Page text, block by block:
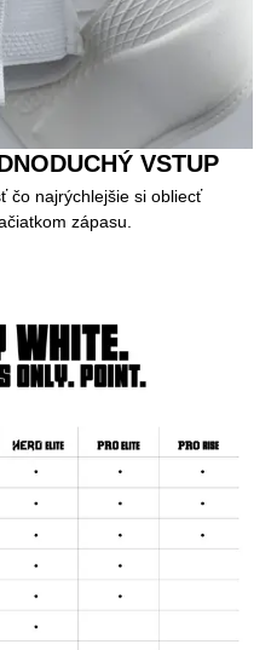
VSTUP
čo najrýchlejšie si obliecť
zápasu.